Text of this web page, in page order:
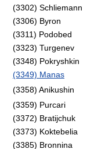
(3302) Schliemann
(3306) Byron
(3311) Podobed
(3323) Turgenev
(3348) Pokryshkin
(3349) Manas
(3358) Anikushin
(3359) Purcari
(3372) Bratijchuk
(3373) Koktebelia
(3385) Bronnina